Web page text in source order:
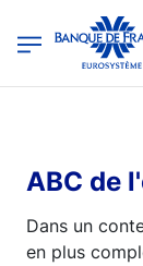
Banque de
ABC de
Dans un
en plus